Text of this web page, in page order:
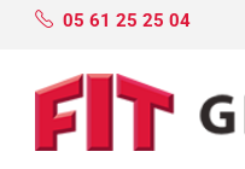
05 61 25 25 04